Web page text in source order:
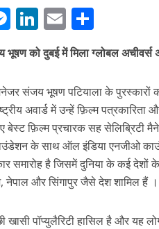
पर रिलीज हुआ भोजपुरी गीत जिंदगी जियल छोड़
M
ss
e
n
g
er
Li
n
k
e
dI
n
E
m
ai
l
h
ar
e
को दुबई में मिला ग्लोबल अचीवर्स
संजय भूषण पटियाला के पुरस्कारों
अवार्ड में उन्हें फ़िल्म
फ़िल्म प्रचारक सह सेलिब्रिटी
के साथ ऑल इंडिया एनजीओ
समारोह है जिसमें दुनिया के कई
नेपाल और सिंगापुर जैसे देश शामिल हैं ।
खासी पॉप्युलैरिटी हासिल है और